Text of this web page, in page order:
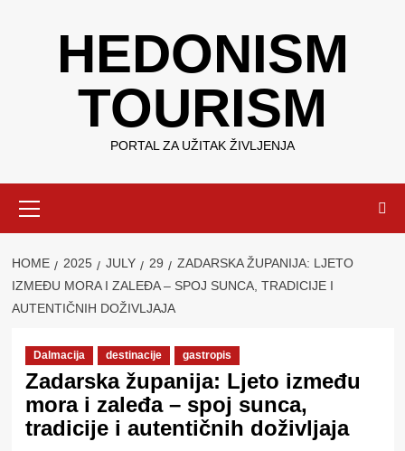
HEDONISM
TOURISM
PORTAL ZA UŽITAK ŽIVLJENJA
Menu
HOME 2025 JULY 29
ZADARSKA ŽUPANIJA: LJETO
IZMEĐU MORA I ZALEĐA – SPOJ SUNCA, TRADICIJE I
AUTENTIČNIH DOŽIVLJAJA
Dalmacija destinacije gastropis
Zadarska županija: Ljeto između
mora i zaleđa – spoj sunca,
tradicije i autentičnih doživljaja